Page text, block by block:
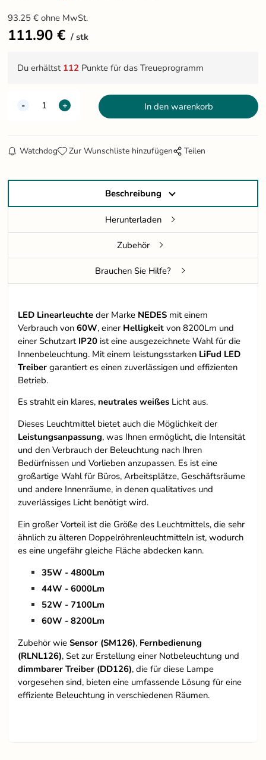
93.25 €ohne MwSt.
111.90 € stk
Du erhältst 112 Punkte für das Treueprogramm
Watchdog Zur Wunschliste hinzufügen Teilen
Beschreibung
Herunterladen
Zubehör
Brauchen Sie Hilfe?
LED Linearleuchte der Marke NEDES mit einem
Verbrauch von60W, einer Helligkeit von 8200Lm und
einer Schutzart IP20 ist eine ausgezeichnete Wahl für die
Innenbeleuchtung. Mit einem leistungsstarken LiFud LED
Treiber garantiert es einen zuverlässigen und effizienten
Betrieb.
Es strahlt ein klares, neutrales weißes Licht aus.
Dieses Leuchtmittel bietet auch die Möglichkeit der
Leistungsanpassung, was Ihnen ermöglicht, die Intensität
und den Verbrauch der Beleuchtung nach Ihren
Bedürfnissen und Vorlieben anzupassen. Es ist eine
großartige Wahl für Büros, Arbeitsplätze, Geschäftsräume
und andere Innenräume, in denen qualitatives und
zuverlässiges Licht benötigt wird.
Ein großer Vorteil ist die Größe des Leuchtmittels, die sehr
ähnlich zu älteren Doppelröhrenleuchtmitteln ist, wodurch
es eine ungefähr gleiche Fläche abdecken kann.
35W - 4800Lm
44W - 6000Lm
52W - 7100Lm
60W - 8200Lm
Zubehör wie Sensor (SM126), Fernbedienung
(RLNL126), Set zur Erstellung einer Notbeleuchtung und
dimmbarer Treiber (DD126), die für diese Lampe
vorgesehen sind, bieten eine umfassende Lösung für eine
effiziente Beleuchtung in verschiedenen Räumen.